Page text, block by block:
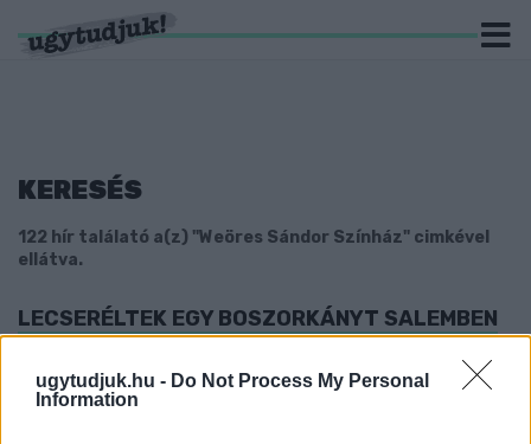
ugytudjuk.hu - Do Not Process My Personal
Information
KERESÉS
122 hír találató a(z) "Weöres Sándor Színház" cimkével
ellátva.
LECSERÉLTEK EGY BOSZORKÁNYT SALEMBEN
Új színésznővel folytatják A salemi boszorkányokat.
HIÁBA AKAR KLASSZIKUS MAGYAR